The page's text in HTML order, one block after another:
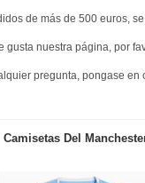
de más de 500 euros,
gusta nuestra página, por
pregunta, pongase en
Camisetas Del